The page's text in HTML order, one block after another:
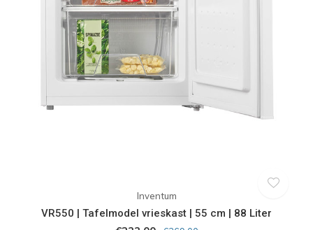
Inventum
VR550 | Tafelmodel vrieskast | 55 cm | 88 Liter